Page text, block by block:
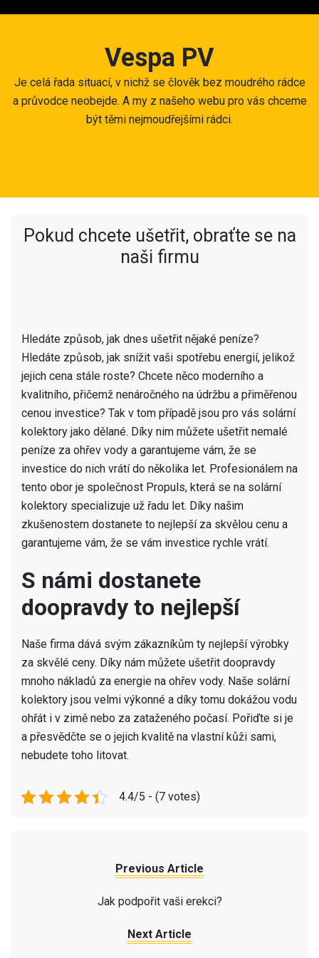
Vespa PV
Je celá řada situací, v nichž se člověk bez moudrého rádce
a průvodce neobejde. A my z našeho webu pro vás chceme
být těmi nejmoudřejšími rádci.
Pokud chcete ušetřit, obraťte se na
naši firmu
Hledáte způsob, jak dnes ušetřit nějaké peníze?
Hledáte způsob, jak snížit vaši spotřebu energií, jelikož
jejich cena stále roste? Chcete něco moderního a
kvalitního, přičemž nenáročného na údržbu a přiměřenou
cenou investice? Tak v tom případě jsou pro vás solární
kolektory jako dělané. Díky nim můžete ušetřit nemalé
peníze za ohřev vody a garantujeme vám, že se
investice do nich vrátí do několika let. Profesionálem na
tento obor je společnost Propuls, která se na solární
kolektory specializuje už řadu let. Díky našim
zkušenostem dostanete to nejlepší za skvělou cenu a
garantujeme vám, že se vám investice rychle vrátí.
S námi dostanete
doopravdy to nejlepší
Naše firma dává svým zákazníkům ty nejlepší výrobky
za skvělé ceny. Díky nám můžete ušetřit doopravdy
mnoho nákladů za energie na ohřev vody. Naše solární
kolektory jsou velmi výkonné a díky tomu dokážou vodu
ohřát i v zimě nebo za zataženého počasí. Pořiďte si je
a přesvědčte se o jejich kvalitě na vlastní kůži sami,
nebudete toho litovat.
4.4/5 - (7 votes)
Previous Article
Jak podpořit vaši erekci?
Next Article